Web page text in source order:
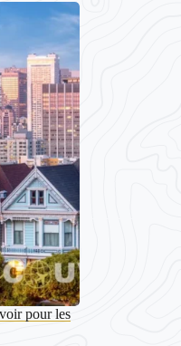
pour les